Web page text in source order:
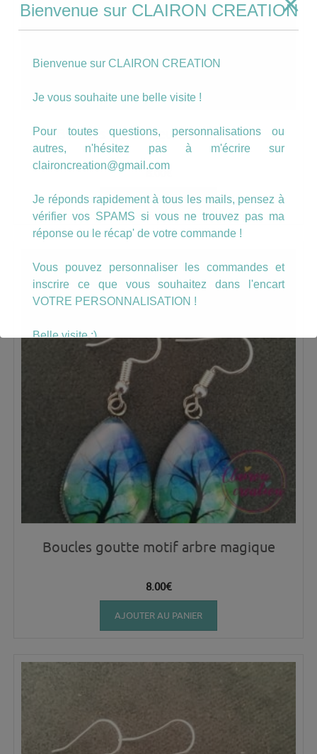
Boucles motif fleurs en éclosion
8.00€
AJOUTER AU PANIER
Boucles goutte motif arbre magique
8.00€
AJOUTER AU PANIER
Bienvenue sur CLAIRON CREATION
Bienvenue sur CLAIRON CREATION
Je vous souhaite une belle visite !
Pour toutes questions, personnalisations ou
autres, n'hésitez pas à m'écrire sur
claironcreation@gmail.com
Je réponds rapidement à tous les mails, pensez à
vérifier vos SPAMS si vous ne trouvez pas ma
réponse ou le récap' de votre commande !
Vous pouvez personnaliser les commandes et
inscrire ce que vous souhaitez dans l'encart
VOTRE PERSONNALISATION !
Belle visite :)